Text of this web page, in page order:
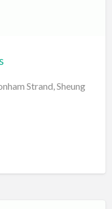
Strand, Sheung